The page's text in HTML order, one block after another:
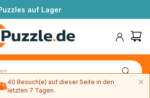
auf Lager
×
40 Besuch(e) auf dieser Seite in den
letzten 7 Tagen.